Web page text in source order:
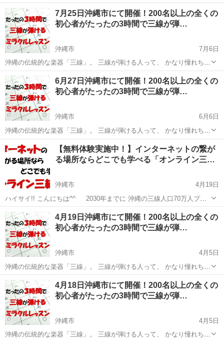
いますよね(*´艸`)❤ あの漢字の羅列にしか見えない 三線の楽譜「工工
四（くんくんしー）」が、 ちゃんと楽譜として読めるようになったら
いか...
沖縄 沖縄市 その他 三線
7月25日沖縄市にて開催！200名以上の全くの
初心者がたったの3時間で三線が弾…
沖縄市
7月6日
沖縄の伝統的な楽器「三線」。 三線が弾ける人って、 かなり憧れちゃ
いますよね(*´艸`)❤ あの漢字の羅列にしか見えない 三線の楽譜「工工
四（くんくんしー）」が、 ちゃんと楽譜として読めるようになったら
いか...
沖縄 沖縄市 その他 三線
6月27日沖縄市にて開催！200名以上の全くの
初心者がたったの3時間で三線が弾…
沖縄市
6月6日
沖縄の伝統的な楽器「三線」。 三線が弾ける人って、 かなり憧れちゃ
いますよね(*´艸`)❤ あの漢字の羅列にしか見えない 三線の楽譜「工工
四（くんくんしー）」が、 ちゃんと楽譜として読めるようになったら
いか...
沖縄 沖縄市 その他 三線
【無料体験実施中！】インターネットの繋が
る場所ならどこでも学べる「オンライン三…
沖縄市
4月19日
ハイサイ!! こんにちは^^ 2030年までに 沖縄の三線人口70万人プロ
ジェクトの 聖です。 当面の間、対面での三線教室は ・会場となる部
屋の換気 ・受講者同士の座席間隔の確保 ・手先の消毒 ...
沖縄 沖縄市 その他 三線
4月19日沖縄市にて開催！200名以上の全くの
初心者がたったの3時間で三線が弾…
沖縄市
4月5日
沖縄の伝統的な楽器「三線」。 三線が弾ける人って、 かなり憧れちゃ
いますよね(*´艸`)❤ あの漢字の羅列にしか見えない 三線の楽譜「工工
四（くんくんしー）」が、 ちゃんと楽譜として読めるようになったら
いか...
沖縄 沖縄市 その他 三線
4月18日沖縄市にて開催！200名以上の全くの
初心者がたったの3時間で三線が弾…
沖縄市
4月5日
沖縄の伝統的な楽器「三線」。 三線が弾ける人って、 かなり憧れちゃ